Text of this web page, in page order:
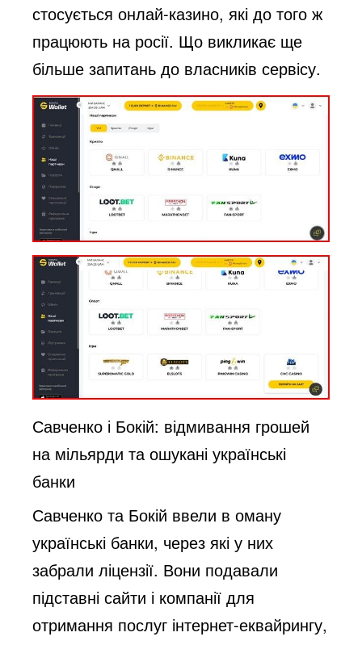
стосується онлай-казино, які до того ж
працюють на росії. Що викликає ще
більше запитань до власників сервісу.
Савченко і Бокій: відмивання грошей
на мільярди та ошукані українські
банки
Савченко та Бокій ввели в оману
українські банки, через які у них
забрали ліцензії. Вони подавали
підставні сайти і компанії для
отримання послуг інтернет-еквайрингу,